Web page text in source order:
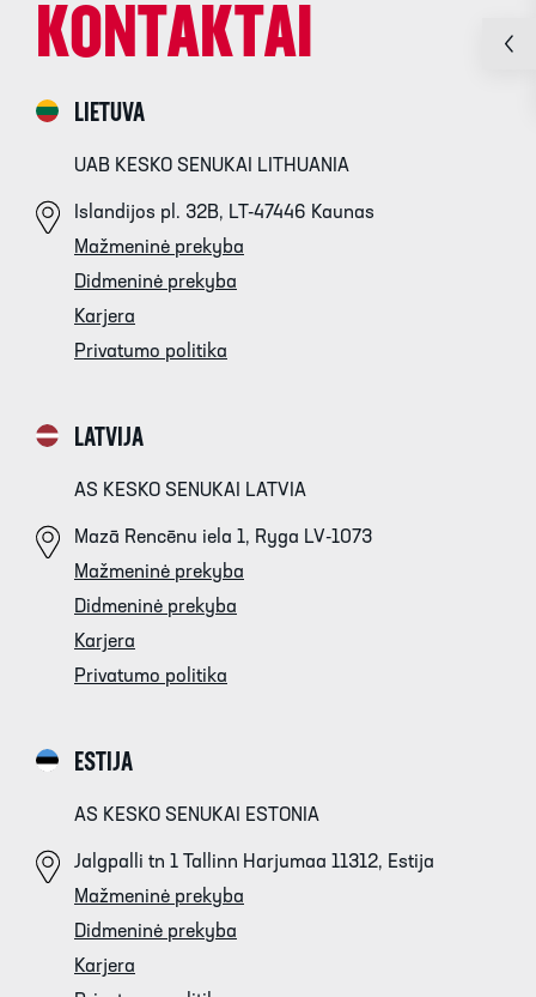
KONTAKTAI
LIETUVA
UAB KESKO SENUKAI LITHUANIA
Islandijos pl. 32B, LT-47446 Kaunas
Mažmeninė prekyba
Didmeninė prekyba
Karjera
Privatumo politika
LATVIJA
AS KESKO SENUKAI LATVIA
Mazā Rencēnu iela 1, Ryga LV-1073
Mažmeninė prekyba
Didmeninė prekyba
Karjera
Privatumo politika
ESTIJA
AS KESKO SENUKAI ESTONIA
Jalgpalli tn 1 Tallinn Harjumaa 11312, Estija
Mažmeninė prekyba
Didmeninė prekyba
Karjera